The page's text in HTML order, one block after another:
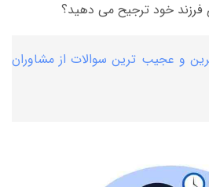
فرزند خود ترجیح می دهید؟
و عجیب ترین سوالات از مشاوران